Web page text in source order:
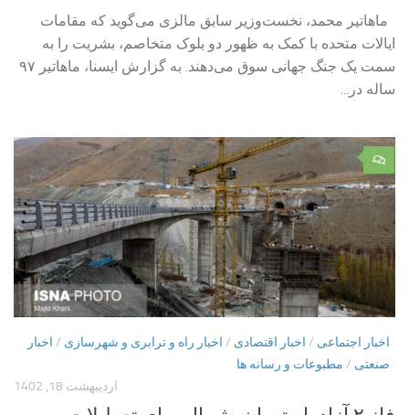
ماهاتیر محمد، نخست‌وزیر سابق مالزی می‌گوید که مقامات
ایالات متحده با کمک به ظهور دو بلوک متخاصم، بشریت را به
سمت یک جنگ جهانی سوق می‌دهند. به گزارش ایسنا، ماهاتیر ۹۷
ساله در...
۰
اخبار اجتماعی / اخبار اقتصادی / اخبار راه و ترابری و شهرسازی / اخبار
صنعتی / مطبوعات و رسانه ها
اردیبهشت 18, 1402